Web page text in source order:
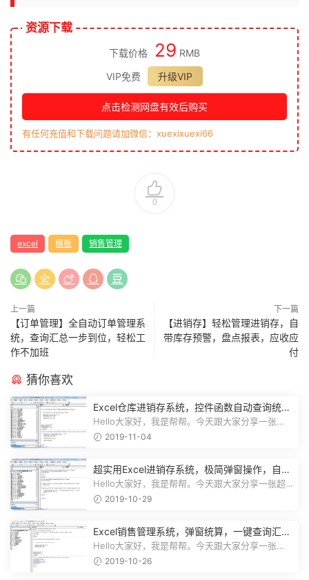
资源下载
下载价格 29 RMB
VIP免费
升级VIP
点击检测网盘有效后购买
有任何充值和下载问题请加微信：xuexixuexi66
0
excel 模板 销售管理
上一篇
【订单管理】全自动订单管理系
统，查询汇总一步到位，轻松工
作不加班
下一篇
【进销存】轻松管理进销存，自
带库存预警，盘点报表，应收应
付
猜你喜欢
Excel仓库进销存系统，控件函数自动查询统
计，动态图表一目了然
Hello大家好，我是帮帮。今天跟大家分享一张
Excel仓库进销存系统，控件函数自动查...
2019-11-04
超实用Excel进销存系统，极简弹窗操作，自动
库存营收汇总不加班
Hello大家好，我是帮帮。今天跟大家分享一张超
实用Excel进销存系统，极简弹窗操...
2019-10-29
Excel销售管理系统，弹窗统算，一键查询汇
总，实用简单不加班
Hello大家好，我是帮帮。今天跟大家分享一张
Excel销售管理系统，弹窗统算，一键...
2019-10-26